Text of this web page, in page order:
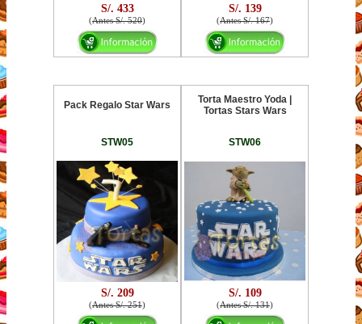
S/. 433
(Antes S/. 520)
S/. 139
(Antes S/. 167)
Pack Regalo Star Wars
STW05
S/. 209
(Antes S/. 251)
Torta Maestro Yoda |
Tortas Stars Wars
STW06
S/. 109
(Antes S/. 131)